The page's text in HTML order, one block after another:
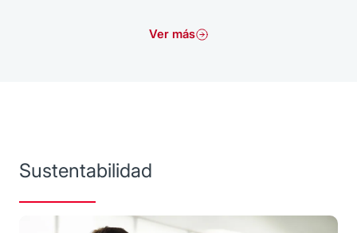
Ver más
Sustentabilidad